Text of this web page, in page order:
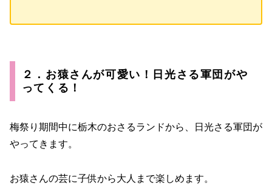
２．お猿さんが可愛い！日光さる軍団がや
ってくる！
梅祭り期間中に栃木のおさるランドから、日光さる軍団が
やってきます。
お猿さんの芸に子供から大人まで楽しめます。